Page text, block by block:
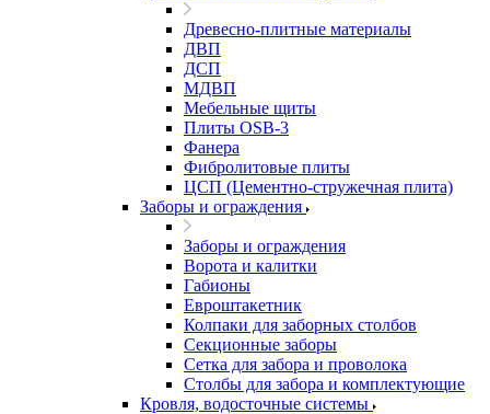
Древесно-плитные материалы
ДВП
ДСП
МДВП
Мебельные щиты
Плиты OSB-3
Фанера
Фибролитовые плиты
ЦСП (Цементно-стружечная плита)
Заборы и ограждения
Заборы и ограждения
Ворота и калитки
Габионы
Евроштакетник
Колпаки для заборных столбов
Секционные заборы
Сетка для забора и проволока
Столбы для забора и комплектующие
Кровля, водосточные системы